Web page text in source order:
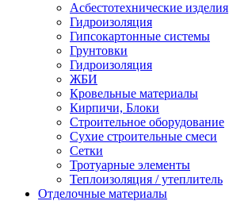
Асбестотехнические изделия
Гидроизоляция
Гипсокартонные системы
Грунтовки
Гидроизоляция
ЖБИ
Кровельные материалы
Кирпичи, Блоки
Строительное оборудование
Сухие строительные смеси
Сетки
Тротуарные элементы
Теплоизоляция / утеплитель
Отделочные материалы